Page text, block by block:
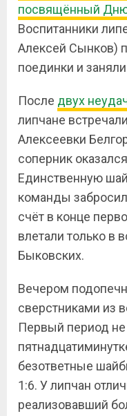
посвящённый Дню
Воспитанники
Алексей Сынков)
поединки и
После двух
липчане
Алексеевки
соперник
Единственную
команды
счёт в конце
влетали только в
Быковских.
Вечером
сверстниками из
Первый период не
безответные
1:6. У липчан
реализовавший